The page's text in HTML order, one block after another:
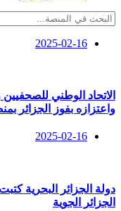
2025-02-16
الاتحاد الوطني
واعتزازه بفوز الجزائر
2025-02-16
الجزائر الجوية